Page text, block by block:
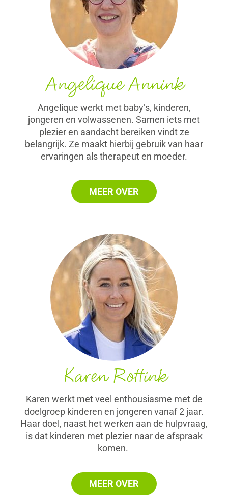
Angelique Annink
Angelique werkt met baby’s, kinderen,
jongeren en volwassenen. Samen iets met
plezier en aandacht bereiken vindt ze
belangrijk. Ze maakt hierbij gebruik van haar
ervaringen als therapeut en moeder.
MEER OVER
Karen Rottink
Karen werkt met veel enthousiasme met de
doelgroep kinderen en jongeren vanaf 2 jaar.
Haar doel, naast het werken aan de hulpvraag,
is dat kinderen met plezier naar de afspraak
komen.
MEER OVER